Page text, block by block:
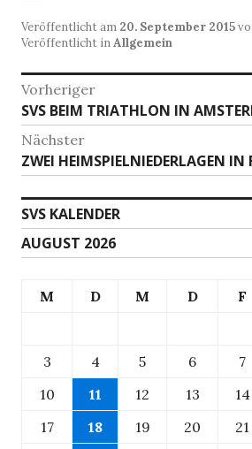
Veröffentlicht am 20. September 2015
Veröffentlicht inAllgemein
Vorheriger
Vorheriger
Beitrag:
SVS BEIM TRIATHLON IN
Nächster
Nächster
Beitrag:
ZWEI HEIMSPIELNIEDERLAGEN IN
SVS KALENDER
AUGUST 2026
M D M D F
3
4 5 6 7
10
11 12 13 14
17
18 19 20 21